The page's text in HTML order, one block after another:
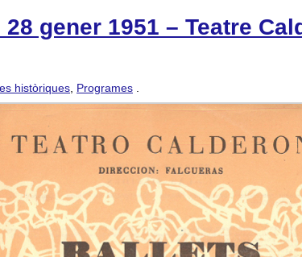
gener 1951 – Teatre
històriques Programes